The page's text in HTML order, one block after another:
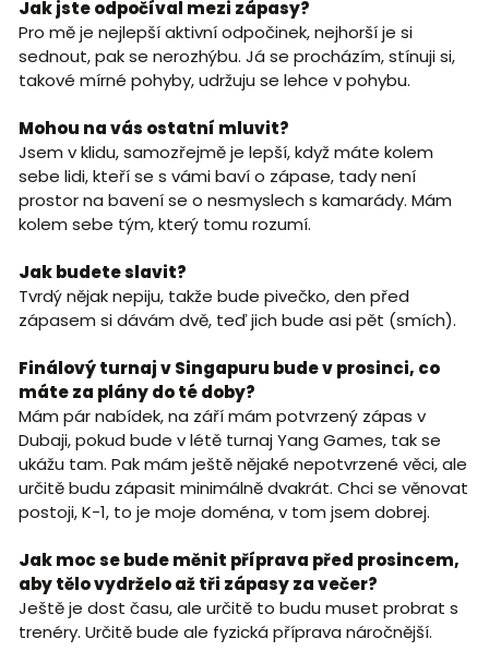
Jak jste odpočíval mezi zápasy?
Pro mě je nejlepší aktivní odpočinek, nejhorší je si
sednout, pak se nerozhýbu. Já se procházím, stínuji si,
takové mírné pohyby, udržuju se lehce v pohybu.
Mohou na vás ostatní mluvit?
Jsem v klidu, samozřejmě je lepší, když máte kolem
sebe lidi, kteří se s vámi baví o zápase, tady není
prostor na bavení se o nesmyslech s kamarády. Mám
kolem sebe tým, který tomu rozumí.
Jak budete slavit?
Tvrdý nějak nepiju, takže bude pivečko, den před
zápasem si dávám dvě, teď jich bude asi pět (smích).
Finálový turnaj v Singapuru bude v prosinci, co
máte za plány do té doby?
Mám pár nabídek, na září mám potvrzený zápas v
Dubaji, pokud bude v létě turnaj Yang Games, tak se
ukážu tam. Pak mám ještě nějaké nepotvrzené věci, ale
určitě budu zápasit minimálně dvakrát. Chci se věnovat
postoji, K-1, to je moje doména, v tom jsem dobrej.
Jak moc se bude měnit příprava před prosincem,
aby tělo vydrželo až tři zápasy za večer?
Ještě je dost času, ale určitě to budu muset probrat s
trenéry. Určitě bude ale fyzická příprava náročnější.